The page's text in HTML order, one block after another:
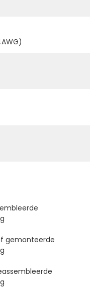
gemonteerde